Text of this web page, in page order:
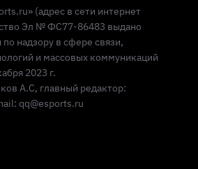
(адрес в сети интернет
Эл № ФС77-86483 выдано
надзору в сфере связи,
и массовых коммуникаций
2023 г.
А.С, главный редактор:
qq@esports.ru